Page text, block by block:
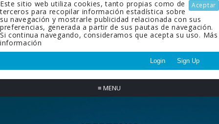
Aceptar
Este sitio web utiliza cookies, tanto propias como de
terceros para recopilar información estadística sobre
su navegación y mostrarle publicidad relacionada con sus
preferencias, generada a partir de sus pautas de navegación.
Si continua navegando, consideramos que acepta su uso. Más
información
Login Sign Up
≡ MENU